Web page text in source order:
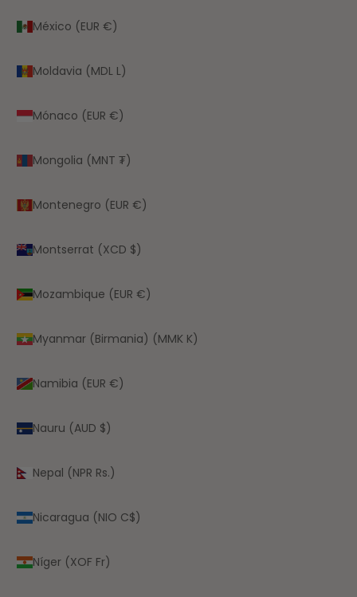
México (EUR €)
Moldavia (MDL L)
Mónaco (EUR €)
Mongolia (MNT ₮)
Montenegro (EUR €)
Montserrat (XCD $)
Mozambique (EUR €)
Myanmar (Birmania) (MMK K)
Namibia (EUR €)
Nauru (AUD $)
Nepal (NPR Rs.)
Nicaragua (NIO C$)
Níger (XOF Fr)